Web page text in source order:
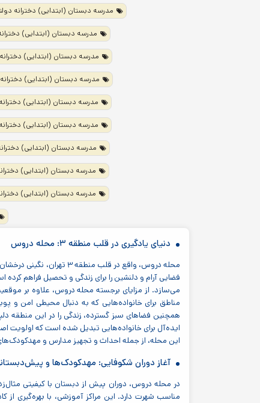
مدرسه دبستان (ابتدایی) دخترانه دولتی /
مدرسه دبستان (ابتدایی) دخترانه
مدرسه دبستان (ابتدایی) دخترانه
مدرسه دبستان (ابتدایی) دخترانه
مدرسه دبستان (ابتدایی) دخترانه
مدرسه دبستان (ابتدایی) دخترانه
مدرسه دبستان (ابتدایی) دخترانه
مدرسه دبستان (ابتدایی) دخترانه
مدرسه دبستان (ابتدایی) دخترانه
دنیای یادگیری در قلب منطقه ۳: محله دروس
محله دروس، واقع در
فضایی آرام و دلنشین را برای زندگی و تحصیل فراهم کرده
می‌سازد. از مزایای برجسته محله دروس، علاوه بر
مناطق برای خانواده‌هایی که به دنبال محیطی امن و
همچنین فضاهای سبز گسترده، زندگی را در این منطقه
این محله، از جمله احداث و تجهیز مدارس و
آغاز دوران شکوفایی: مهدکودک‌ها و
در محله دروس، دوران پیش از دبستان با کیفیتی
مناسب شهرت دارد. این مراکز آموزشی، با بهره‌گیری از